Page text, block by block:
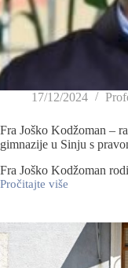
17/12/2024
Fra Joško Kodžoman –
gimnazije u Sinju s
Fra Joško Kodžoman
Pročitajte više